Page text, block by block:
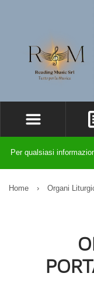
ACCEDI
REGISTRATI
Per qualsiasi
Home › Organi